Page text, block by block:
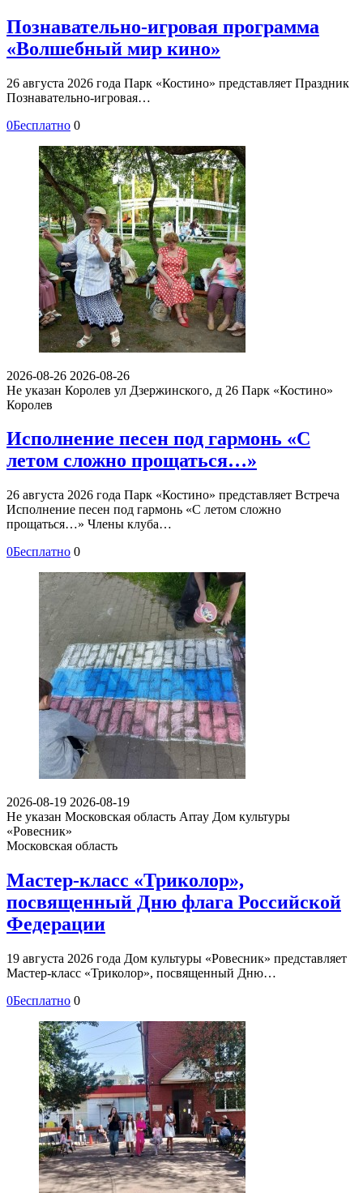
Познавательно-игровая программа
«Волшебный мир кино»
26 августа 2026 года Парк «Костино» представляет Праздник
Познавательно-игровая…
0Бесплатно 0
2026-08-26 2026-08-26
Не указан Королев ул Дзержинского, д 26 Парк «Костино»
Королев
Исполнение песен под гармонь «С
летом сложно прощаться…»
26 августа 2026 года Парк «Костино» представляет Встреча
Исполнение песен под гармонь «С летом сложно
прощаться…» Члены клуба…
0Бесплатно 0
2026-08-19 2026-08-19
Не указан Московская область Array Дом культуры
«Ровесник»
Московская область
Мастер-класс «Триколор»,
посвященный Дню флага Российской
Федерации
19 августа 2026 года Дом культуры «Ровесник» представляет
Мастер-класс «Триколор», посвященный Дню…
0Бесплатно 0